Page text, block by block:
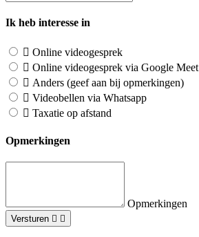
Ik heb interesse in
Online videogesprek
Online videogesprek via Google Meet
Anders (geef aan bij opmerkingen)
Videobellen via Whatsapp
Taxatie op afstand
Opmerkingen
Opmerkingen
Versturen